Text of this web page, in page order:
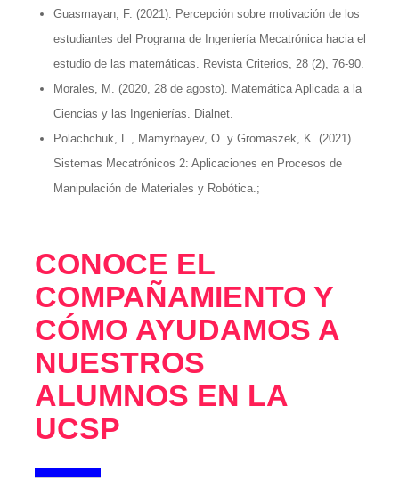
Guasmayan, F. (2021). Percepción sobre motivación de los
estudiantes del Programa de Ingeniería Mecatrónica hacia el
estudio de las matemáticas. Revista Criterios, 28 (2), 76-90.
Morales, M. (2020, 28 de agosto). Matemática Aplicada a la
Ciencias y las Ingenierías. Dialnet.
Polachchuk, L., Mamyrbayev, O. y Gromaszek, K. (2021).
Sistemas Mecatrónicos 2: Aplicaciones en Procesos de
Manipulación de Materiales y Robótica.;
CONOCE EL
COMPAÑAMIENTO Y
CÓMO AYUDAMOS A
NUESTROS
ALUMNOS EN LA
UCSP